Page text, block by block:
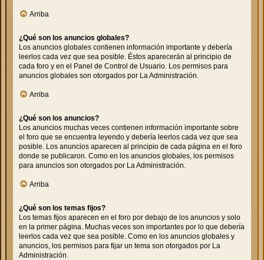
Arriba
¿Qué son los anuncios globales?
Los anuncios globales contienen información importante y debería
leerlos cada vez que sea posible. Éstos aparecerán al principio de
cada foro y en el Panel de Control de Usuario. Los permisos para
anuncios globales son otorgados por La Administración.
Arriba
¿Qué son los anuncios?
Los anuncios muchas veces contienen información importante sobre
el foro que se encuentra leyendo y debería leerlos cada vez que sea
posible. Los anuncios aparecen al principio de cada página en el foro
donde se publicaron. Como en los anuncios globales, los permisos
para anuncios son otorgados por La Administración.
Arriba
¿Qué son los temas fijos?
Los temas fijos aparecen en el foro por debajo de los anuncios y solo
en la primer página. Muchas veces son importantes por lo que debería
leerlos cada vez que sea posible. Como en los anuncios globales y
anuncios, los permisos para fijar un tema son otorgados por La
Administración.